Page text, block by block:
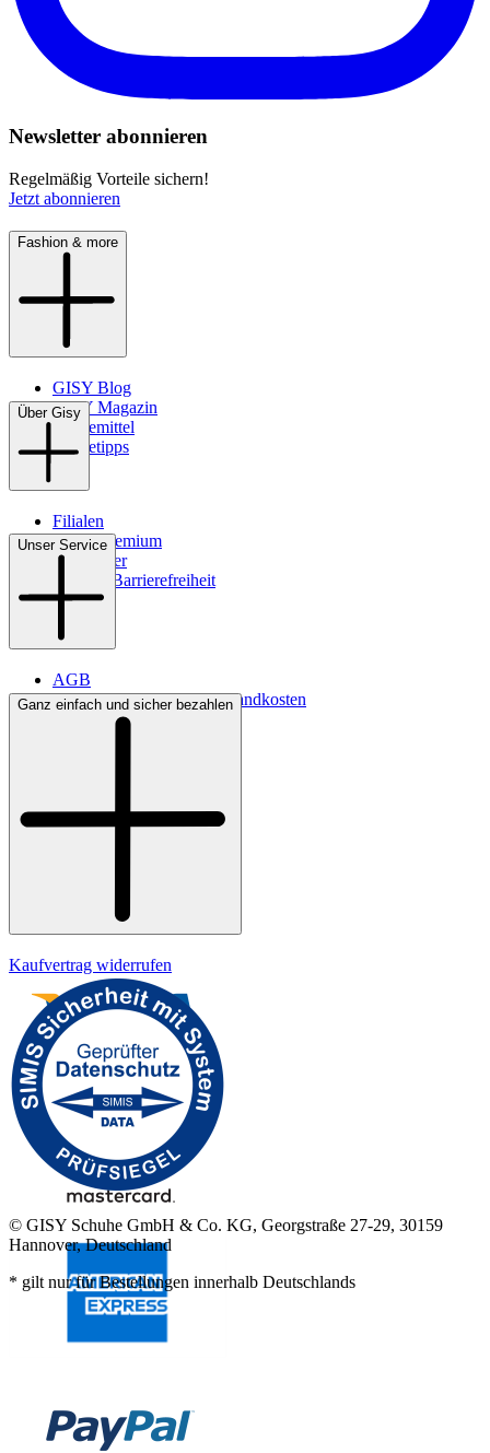
Newsletter abonnieren
Regelmäßig Vorteile sichern!
Jetzt abonnieren
Fashion & more
GISY Blog
GISY Magazin
Pflegemittel
Pflegetipps
Über Gisy
Filialen
WMS-Premium
Newsletter
Digitale Barrierefreiheit
Unser Service
AGB
Lieferbedingungen & Versandkosten
Bezahlung
Ganz einfach und sicher bezahlen
Kaufvertrag widerrufen
© GISY Schuhe GmbH & Co. KG, Georgstraße 27-29, 30159
Hannover, Deutschland
* gilt nur für Bestellungen innerhalb Deutschlands